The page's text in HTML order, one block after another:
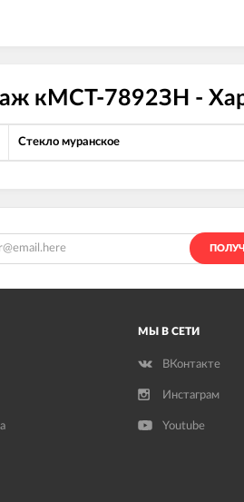
кМСТ-7892ЗН -
Стекло муранское
МЫ В СЕТИ
ВКонтакте
Инстаграм
Youtube